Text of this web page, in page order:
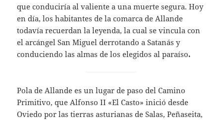
que conduciría al valiente a una muerte segura. Hoy
en día, los habitantes de la comarca de Allande
todavía recuerdan la leyenda, la cual se vincula con
el arcángel San Miguel derrotando a Satanás y
conduciendo las almas de los elegidos al paraíso.
Pola de Allande es un lugar de paso del Camino
Primitivo, que Alfonso II «El Casto» inició desde
Oviedo por las tierras asturianas de Salas, Peñaseita,